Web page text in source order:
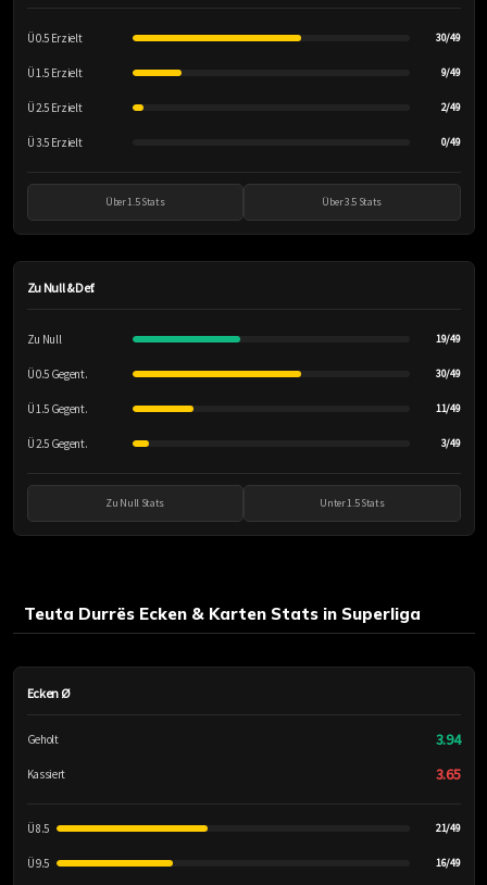
Ü 0.5 Erzielt 30/49
Ü 1.5 Erzielt 9/49
Ü 2.5 Erzielt 2/49
Ü 3.5 Erzielt 0/49
Über 1.5 Stats Über 3.5 Stats
Zu Null & Def.
Zu Null 19/49
Ü 0.5 Gegent. 30/49
Ü 1.5 Gegent. 11/49
Ü 2.5 Gegent. 3/49
Zu Null Stats Unter 1.5 Stats
Teuta Durrës Ecken & Karten Stats in Superliga
Ecken Ø
Geholt 3.94
Kassiert 3.65
Ü 8.5 21/49
Ü 9.5 16/49